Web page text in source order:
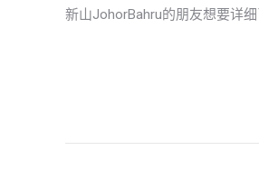
新山JohorBahru的朋友想要详